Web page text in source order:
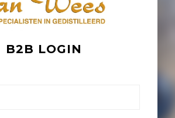
B2B LOGIN